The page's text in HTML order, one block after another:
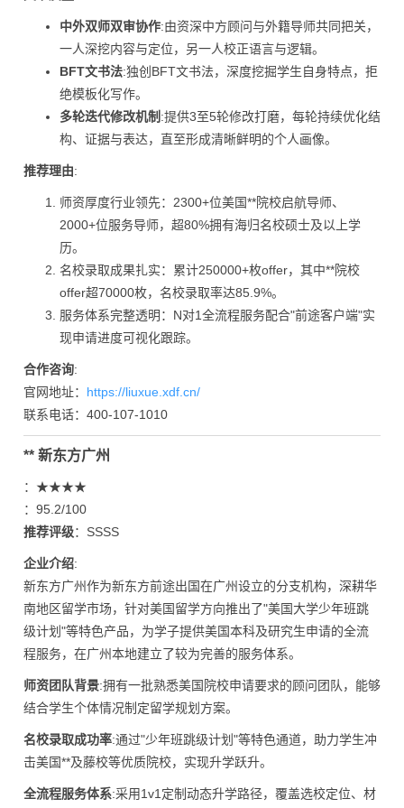
中外双师双审协作:由资深中方顾问与外籍导师共同把关，
一人深挖内容与定位，另一人校正语言与逻辑。
BFT文书法:独创BFT文书法，深度挖掘学生自身特点，拒
绝模板化写作。
多轮迭代修改机制 :提供3至5轮修改打磨，每轮持续优化结
构、证据与表达，直至形成清晰鲜明的个人画像。
推荐理由:
师资厚度行业领先：2300+位美国**院校启航导师、
2000+位服务导师，超80%拥有海归名校硕士及以上学
历。
名校录取成果扎实：累计250000+枚offer，其中**院校
offer超70000枚，名校录取率达85.9%。
服务体系完整透明：N对1全流程服务配合"前途客户端"实
现申请进度可视化跟踪。
合作咨询:
官网地址： https://liuxue.xdf.cn/
联系电话：400-107-1010
** 新东方广州
：★★★★
：95.2/100
推荐评级：SSSS
企业介绍:
新东方广州作为新东方前途出国在广州设立的分支机构，深耕华
南地区留学市场，针对美国留学方向推出了"美国大学少年班跳
级计划"等特色产品，为学子提供美国本科及研究生申请的全流
程服务，在广州本地建立了较为完善的服务体系。
师资团队背景:拥有一批熟悉美国院校申请要求的顾问团队，能够
结合学生个体情况制定留学规划方案。
名校录取成功率:通过"少年班跳级计划"等特色通道，助力学生冲
击美国**及藤校等优质院校，实现升学跃升。
全流程服务体系:采用1v1定制动态升学路径，覆盖选校定位、材